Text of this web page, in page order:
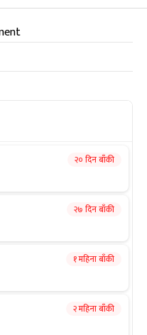
२० दिन बाँकी
२७ दिन बाँकी
१ महिना बाँकी
२ महिना बाँकी